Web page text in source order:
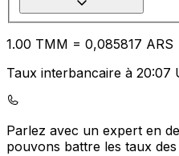
1.00 TMM = 0,085817 ARS
Taux interbancaire à 20:07
Parlez avec un expert en
pouvons battre les taux